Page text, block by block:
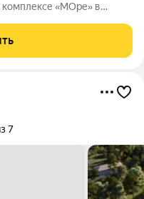
«МОре» в
7